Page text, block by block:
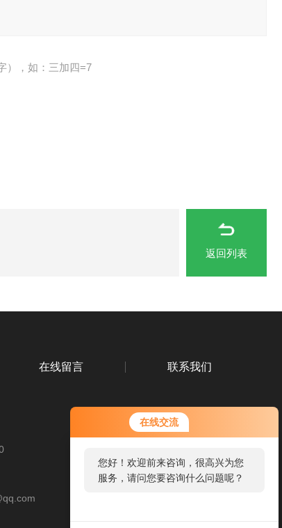
在线交流
您好！欢迎前来咨询，很高兴为您
服务，请问您要咨询什么问题呢？
），如：三加四=7
返回列表
在线留言 联系我们